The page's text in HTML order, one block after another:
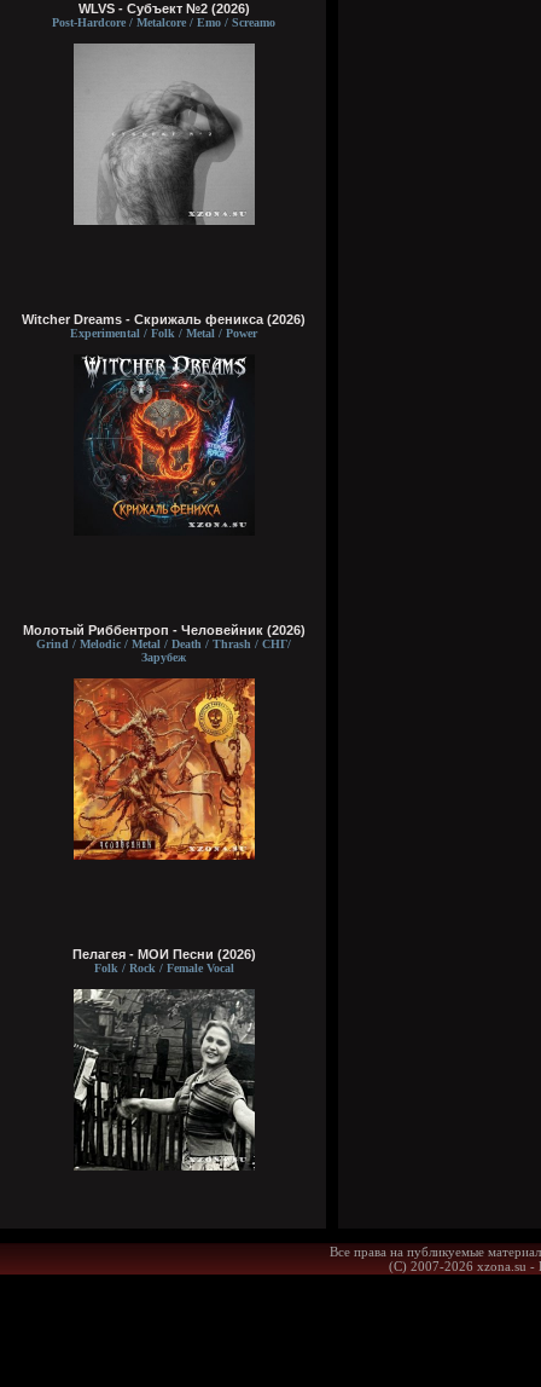
WLVS - Субъект №2 (2026)
Post-Hardcore / Metalcore / Emo / Screamo
Witcher Dreams - Скрижаль феникса (2026)
Experimental / Folk / Metal / Power
Молотый Риббентроп - Человейник (2026)
Grind / Melodic / Metal / Death / Thrash / СНГ/
Зарубеж
Пелагея - МОИ Песни (2026)
Folk / Rock / Female Vocal
Все права на публикуемые
(С) 2007-2026 xzona.su -